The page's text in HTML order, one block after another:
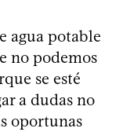
agua potable
no podemos
se esté
a dudas no
oportunas